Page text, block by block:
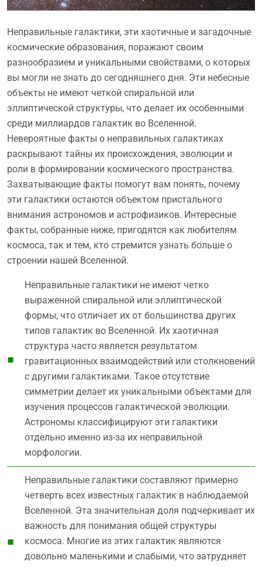
Неправильные галактики, эти хаотичные и загадочные
космические образования, поражают своим
разнообразием и уникальными свойствами, о которых
вы могли не знать до сегодняшнего дня. Эти небесные
объекты не имеют четкой спиральной или
эллиптической структуры, что делает их особенными
среди миллиардов галактик во Вселенной.
Невероятные факты о неправильных галактиках
раскрывают тайны их происхождения, эволюции и
роли в формировании космического пространства.
Захватывающие факты помогут вам понять, почему
эти галактики остаются объектом пристального
внимания астрономов и астрофизиков. Интересные
факты, собранные ниже, пригодятся как любителям
космоса, так и тем, кто стремится узнать больше о
строении нашей Вселенной.
Неправильные галактики не имеют четко
выраженной спиральной или эллиптической
формы, что отличает их от большинства других
типов галактик во Вселенной. Их хаотичная
структура часто является результатом
гравитационных взаимодействий или столкновений
с другими галактиками. Такое отсутствие
симметрии делает их уникальными объектами для
изучения процессов галактической эволюции.
Астрономы классифицируют эти галактики
отдельно именно из-за их неправильной
морфологии.
Неправильные галактики составляют примерно
четверть всех известных галактик в наблюдаемой
Вселенной. Эта значительная доля подчеркивает их
важность для понимания общей структуры
космоса. Многие из этих галактик являются
довольно маленькими и слабыми, что затрудняет